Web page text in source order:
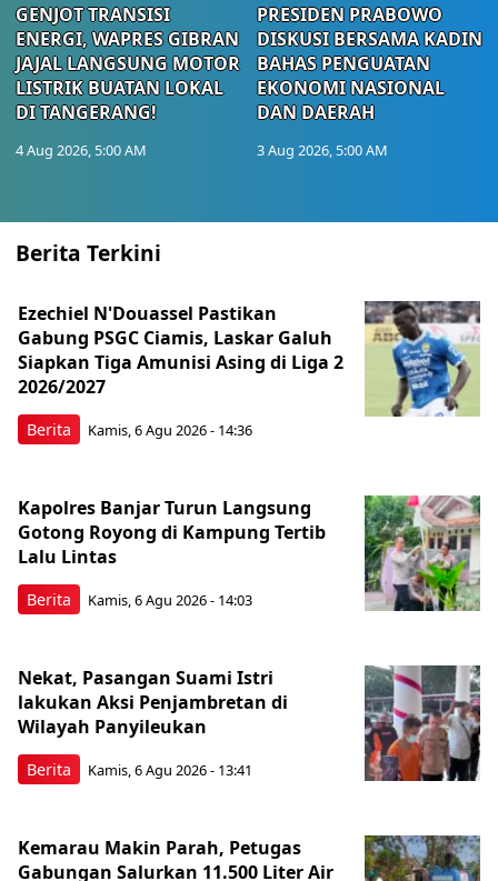
GENJOT TRANSISI
ENERGI, WAPRES GIBRAN
JAJAL LANGSUNG MOTOR
LISTRIK BUATAN LOKAL
DI TANGERANG!
4 Aug 2026, 5:00 AM
PRESIDEN PRABOWO
DISKUSI BERSAMA KADIN
BAHAS PENGUATAN
EKONOMI NASIONAL
DAN DAERAH
3 Aug 2026, 5:00 AM
Berita Terkini
Berita
Ezechiel N'Douassel Pastikan
Gabung PSGC Ciamis, Laskar Galuh
Siapkan Tiga Amunisi Asing di Liga 2
2026/2027
Kamis, 6 Agu 2026 - 14:36
Berita
Kapolres Banjar Turun Langsung
Gotong Royong di Kampung Tertib
Lalu Lintas
Kamis, 6 Agu 2026 - 14:03
Berita
Nekat, Pasangan Suami Istri
lakukan Aksi Penjambretan di
Wilayah Panyileukan
Kamis, 6 Agu 2026 - 13:41
Kemarau Makin Parah, Petugas
Gabungan Salurkan 11.500 Liter Air